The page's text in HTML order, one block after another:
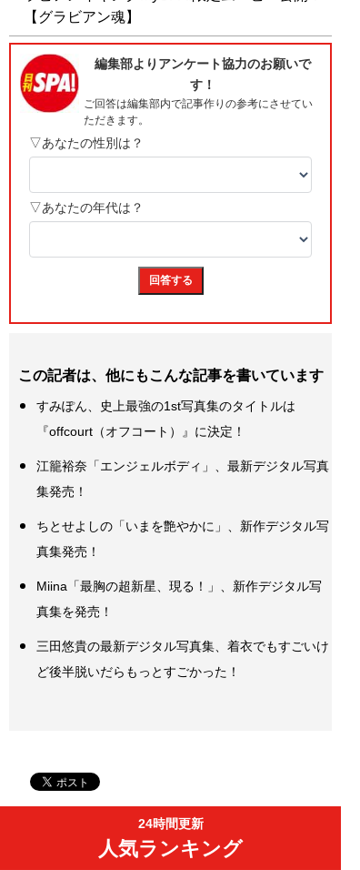
【グラビアン魂】
この記者は、他にもこんな記事を書いています
すみぽん、史上最強の1st写真集のタイトルは
『offcourt（オフコート）』に決定！
江籠裕奈「エンジェルボディ」、最新デジタル写真
集発売！
ちとせよしの「いまを艶やかに」、新作デジタル写
真集発売！
Miina「最胸の超新星、現る！」、新作デジタル写
真集を発売！
三田悠貴の最新デジタル写真集、着衣でもすごいけ
ど後半脱いだらもっとすごかった！
24時間更新
人気ランキング